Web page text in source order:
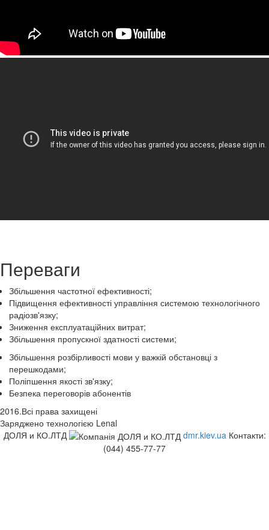
Переваги
Збільшення частотної ефективності;
Підвищення ефективності управління системою технологічного
радіозв'язку;
Зниження експлуатаційних витрат;
Збільшення пропускної здатності системи;
Збільшення розбірливості мови у важкій обстановці з
перешкодами;
Поліпшення якості зв'язку;
Безпека переговорів абонентів
2016.Всі права захищені
Заряджено технологією Lenal
ДОЛЯ и КО.ЛТД
dmr.kiev.ua Контакти:
(044) 455-77-77